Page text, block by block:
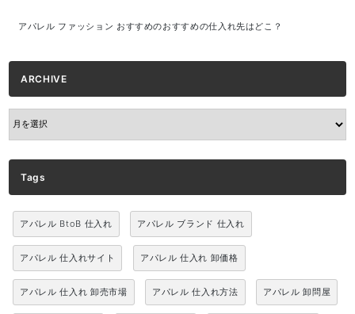
アパレル ファッション おすすめのおすすめの仕入れ先はどこ？
ARCHIVE
ARCHIVE
Tags
アパレル BtoB 仕入れ アパレル ブランド 仕入れ
アパレル 仕入れサイト アパレル 仕入れ 卸価格
アパレル 仕入れ 卸売市場 アパレル 仕入れ方法 アパレル 卸問屋